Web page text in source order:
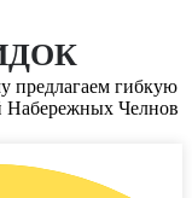
предлагаем гибкую
Набережных Челнов